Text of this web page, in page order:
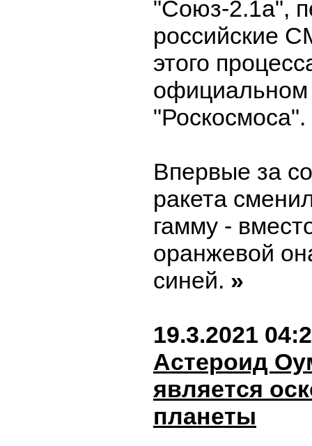
"Союз-2.1а",
российские
этого
официальном
"Роскосмоса".
Впервые за
ракета
гамму -
оранжевой
синей. »
19.3.2021
Астероид
является
планеты